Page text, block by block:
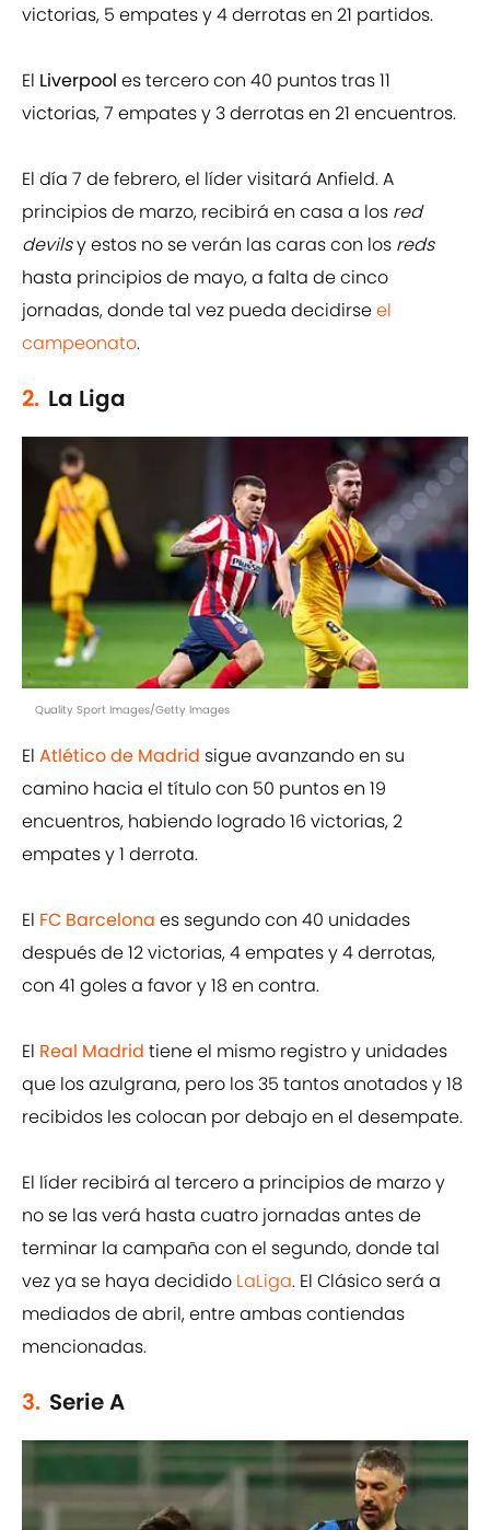
victorias, 5 empates y 4 derrotas en 21 partidos.
El Liverpool es tercero con 40 puntos tras 11
victorias, 7 empates y 3 derrotas en 21 encuentros.
El día 7 de febrero, el líder visitará Anfield. A
principios de marzo, recibirá en casa a los red
devilsy estos no se verán las caras con los reds
hasta principios de mayo, a falta de cinco
jornadas, donde tal vez pueda decidirseel
campeonato.
2. La Liga
Quality Sport Images/Getty Images
El Atlético de Madrid sigue avanzando en su
camino hacia el título con 50 puntos en 19
encuentros, habiendo logrado 16 victorias, 2
empates y 1 derrota.
El FC Barcelona es segundo con 40 unidades
después de 12 victorias, 4 empates y 4 derrotas,
con 41 goles a favor y 18 en contra.
El Real Madrid tiene el mismo registro y unidades
que los azulgrana, pero los 35 tantos anotados y 18
recibidos les colocan por debajo en el desempate.
El líder recibirá al tercero a principios de marzo y
no se las verá hasta cuatro jornadas antes de
terminar la campaña con el segundo, donde tal
vez ya se haya decidido LaLiga. El Clásico será a
mediados de abril, entre ambas contiendas
mencionadas.
3. Serie A